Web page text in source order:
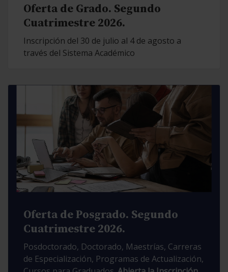
Oferta de Grado. Segundo
Cuatrimestre 2026.
Inscripción del 30 de julio al 4 de agosto a
través del Sistema Académico
Oferta de Posgrado. Segundo
Cuatrimestre 2026.
Posdoctorado, Doctorado, Maestrías, Carreras
de Especialización, Programas de Actualización,